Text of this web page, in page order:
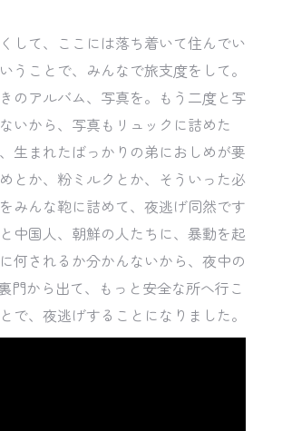
して、ここには落ち着いて住んでい
うことで、みんなで旅支度をして。
のアルバム、写真を。もう二度と写
いから、写真もリュックに詰めた
生まれたばっかりの弟におしめが要
とか、粉ミルクとか、そういった必
みんな鞄に詰めて、夜逃げ同然です
中国人、朝鮮の人たちに、暴動を起
何されるか分かんないから、夜中の
門から出て、もっと安全な所へ行こ
で、夜逃げすることになりました。